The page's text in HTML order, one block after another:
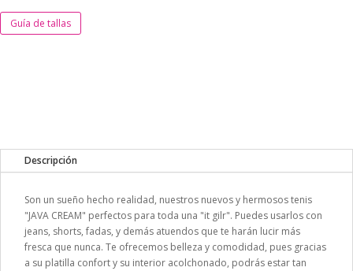
Guía de tallas
Descripción
Son un sueño hecho realidad, nuestros nuevos y hermosos tenis
"JAVA CREAM" perfectos para toda una "it gilr". Puedes usarlos con
jeans, shorts, fadas, y demás atuendos que te harán lucir más
fresca que nunca. Te ofrecemos belleza y comodidad, pues gracias
a su platilla confort y su interior acolchonado, podrás estar tan